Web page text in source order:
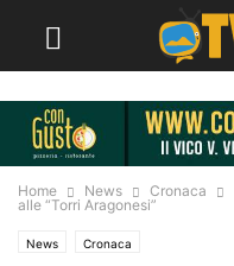
Home News Cronaca
alle “Torri Aragonesi”
News Cronaca